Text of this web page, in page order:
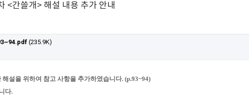
<간쓸개> 해설 내용 추가 안내
(235.9K)
설을 위하여 참고 사항을 추가하였습니다. (p.93~94)
다.